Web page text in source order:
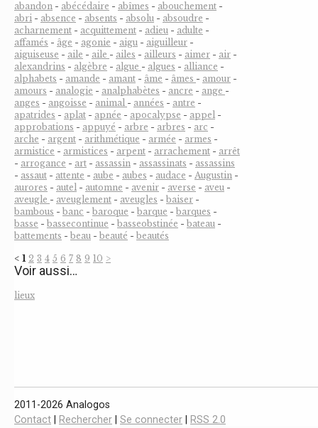
abandon - abécédaire - abîmes - abouchement -
abri - absence - absents - absolu - absoudre -
acharnement - acquittement - adieu - adulte -
affamés - âge - agonie - aigu - aiguilleur -
aiguiseuse - aile - aile - ailes - ailleurs - aimer - air -
alexandrins - algèbre - algue - algues - alliance -
alphabets - amande - amant - âme - âmes - amour -
amours - analogie - analphabètes - ancre - ange -
anges - angoisse - animal - années - antre -
apatrides - aplat - apnée - apocalypse - appel -
approbations - appuyé - arbre - arbres - arc -
arche - argent - arithmétique - armée - armes -
armistice - armistices - arpent - arrachement - arrêt
- arrogance - art - assassin - assassinats - assassins
- assaut - attente - aube - aubes - audace - Augustin -
aurores - autel - automne - avenir - averse - aveu -
aveugle - aveuglement - aveugles - baiser -
bambous - banc - baroque - barque - barques -
basse - bassecontinue - basseobstinée - bateau -
battements - beau - beauté - beautés
< 1 2 3 4 5 6 7 8 9 10 >
Voir aussi…
lieux
2011-2026 Analogos
Contact
Rechercher Se connecter RSS 2.0